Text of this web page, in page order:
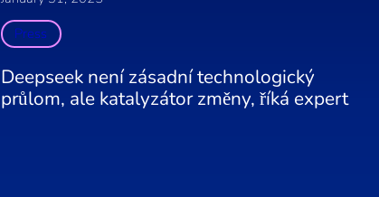
Press
Deepseek není zásadní technologický
průlom, ale katalyzátor změny, říká expert